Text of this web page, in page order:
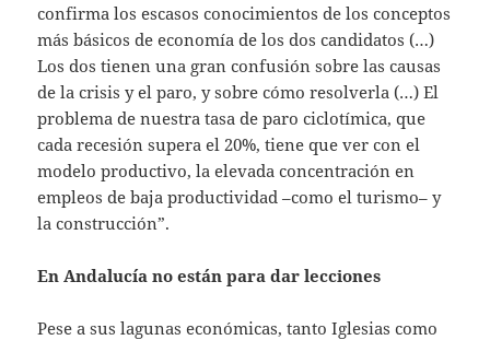
confirma los escasos conocimientos de los conceptos
más básicos de economía de los dos candidatos (…)
Los dos tienen una gran confusión sobre las causas
de la crisis y el paro, y sobre cómo resolverla (…) El
problema de nuestra tasa de paro ciclotímica, que
cada recesión supera el 20%, tiene que ver con el
modelo productivo, la elevada concentración en
empleos de baja productividad –como el turismo– y
la construcción”.
En Andalucía no están para dar lecciones
Pese a sus lagunas económicas, tanto Iglesias como